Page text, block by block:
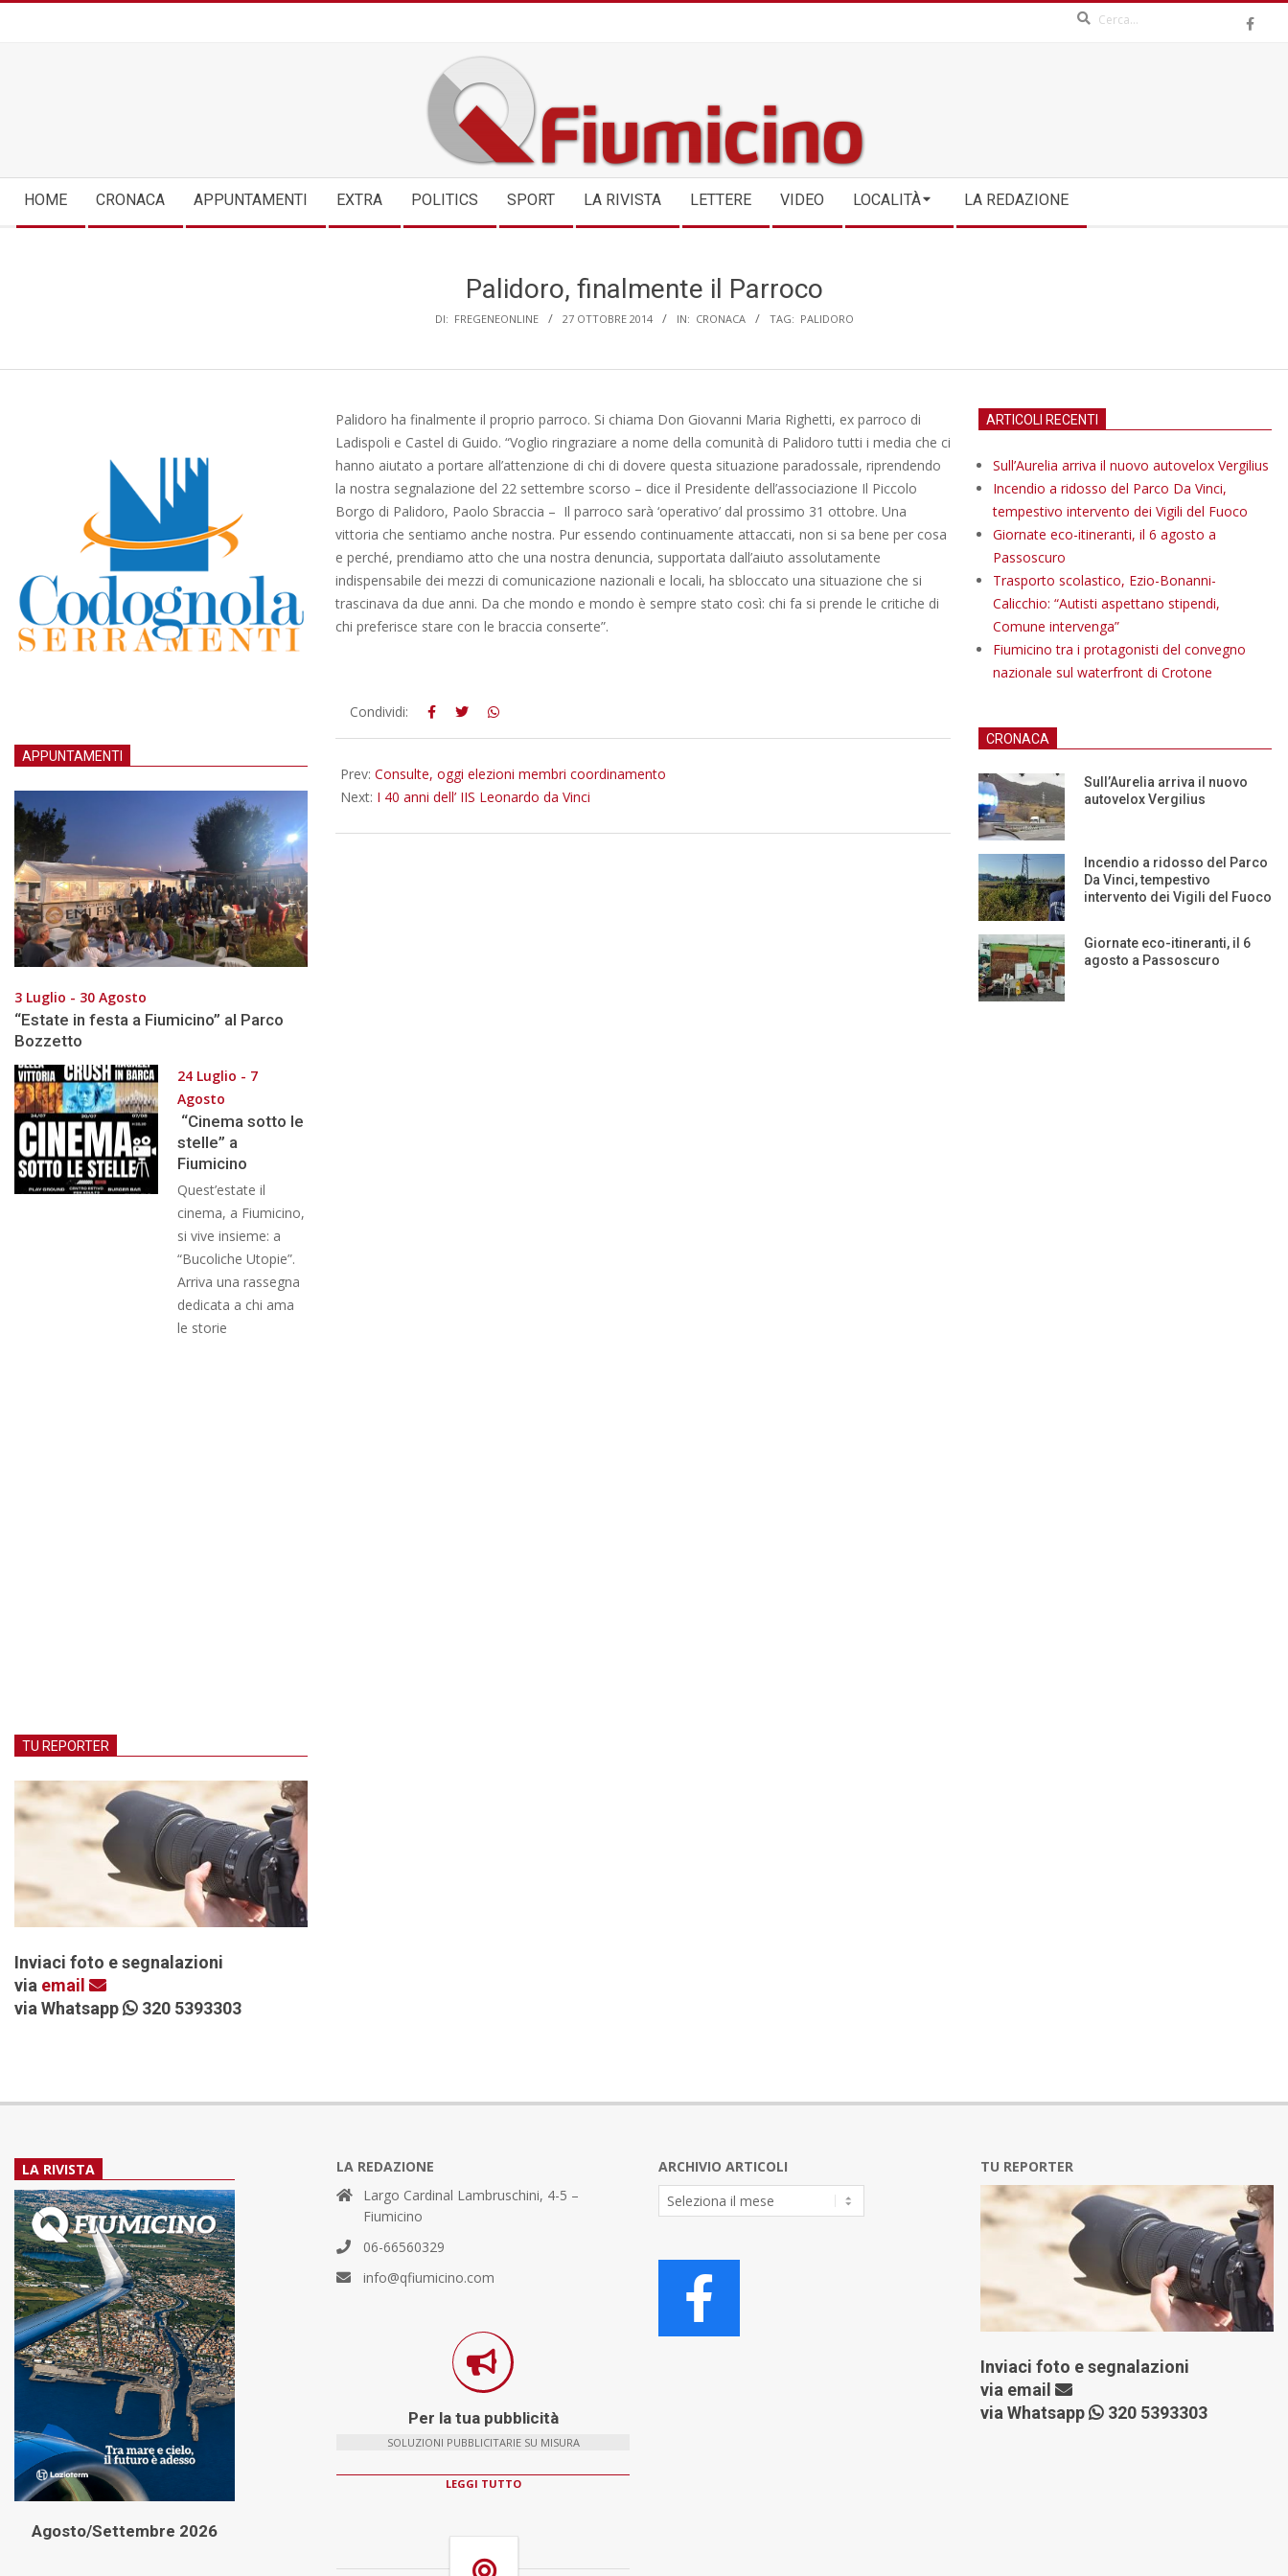
QFIUMICINO.COM
Navigation
Menu
HOME CRONACA APPUNTAMENTI EXTRA POLITICS SPORT LA RIVISTA LETTERE VIDEO LOCALITÀ LA REDAZIONE
Palidoro, finalmente il Parroco
DI: FREGENEONLINE 27 OTTOBRE 2014 IN: CRONACA TAG: PALIDORO
Palidoro ha finalmente il proprio parroco. Si chiama Don Giovanni Maria Righetti, ex parroco di
Ladispoli e Castel di Guido. “Voglio ringraziare a nome della comunità di Palidoro tutti i media che ci
hanno aiutato a portare all’attenzione di chi di dovere questa situazione paradossale, riprendendo
la nostra segnalazione del 22 settembre scorso – dice il Presidente dell’associazione Il Piccolo
Borgo di Palidoro, Paolo Sbraccia – Il parroco sarà ‘operativo’ dal prossimo 31 ottobre. Una
vittoria che sentiamo anche nostra. Pur essendo continuamente attaccati, non si sa bene per cosa
e perché, prendiamo atto che una nostra denuncia, supportata dall’aiuto assolutamente
indispensabile dei mezzi di comunicazione nazionali e locali, ha sbloccato una situazione che si
trascinava da due anni. Da che mondo e mondo è sempre stato così: chi fa si prende le critiche di
chi preferisce stare con le braccia conserte”.
2014-
10-
Condividi:
Prev: Consulte, oggi elezioni membri coordinamento
Next: I 40 anni dell’ IIS Leonardo da Vinci
APPUNTAMENTI
3 Luglio - 30 Agosto
“Estate in festa a Fiumicino” al Parco
Bozzetto
24 Luglio - 7
Agosto
“Cinema sotto le
stelle” a
Fiumicino
Quest’estate il
cinema, a Fiumicino,
si vive insieme: a
“Bucoliche Utopie”.
Arriva una rassegna
dedicata a chi ama
le storie
TU REPORTER
Inviaci foto e segnalazioni
via email
via Whatsapp
320 5393303
ARTICOLI RECENTI
Sull’Aurelia arriva il nuovo autovelox Vergilius
Incendio a ridosso del Parco Da Vinci,
tempestivo intervento dei Vigili del Fuoco
Giornate eco-itineranti, il 6 agosto a
Passoscuro
Trasporto scolastico, Ezio-Bonanni-
Calicchio: “Autisti aspettano stipendi,
Comune intervenga”
Fiumicino tra i protagonisti del convegno
nazionale sul waterfront di Crotone
CRONACA
Sull’Aurelia arriva il nuovo
autovelox Vergilius
Incendio a ridosso del Parco
Da Vinci, tempestivo
intervento dei Vigili del Fuoco
Giornate eco-itineranti, il 6
agosto a Passoscuro
LA RIVISTA
Agosto/Settembre 2026
LA REDAZIONE
Largo Cardinal Lambruschini, 4-5 –
Fiumicino
06-66560329
info@qfiumicino.com
Per la tua pubblicità
SOLUZIONI PUBBLICITARIE SU MISURA
LEGGI TUTTO
ARCHIVIO ARTICOLI
Archivio
Articoli
TU REPORTER
Inviaci foto e segnalazioni
via email
via Whatsapp
320 5393303